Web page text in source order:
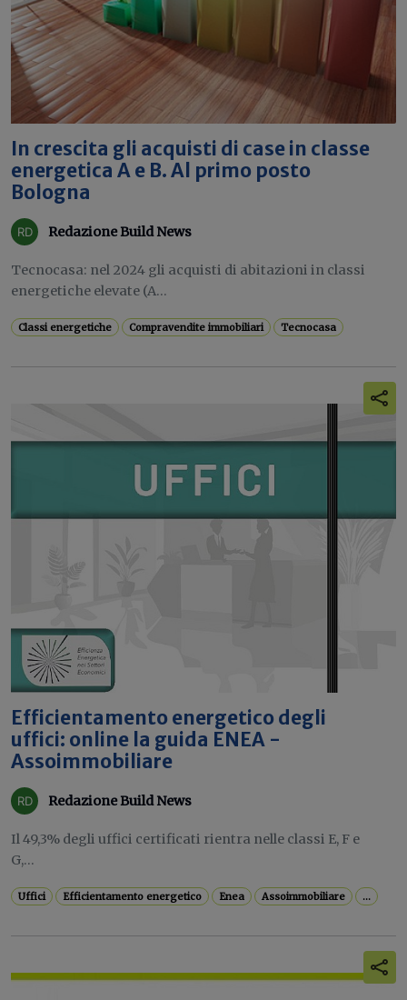
In crescita gli acquisti di case in classe
energetica A e B. Al primo posto
Bologna
Redazione Build News
Tecnocasa: nel 2024 gli acquisti di abitazioni in classi
energetiche elevate (A...
Classi energetiche Compravendite immobiliari Tecnocasa
Efficientamento energetico degli
uffici: online la guida ENEA -
Assoimmobiliare
Redazione Build News
Il 49,3% degli uffici certificati rientra nelle classi E, F e
G,...
Uffici Efficientamento energetico Enea Assoimmobiliare ...